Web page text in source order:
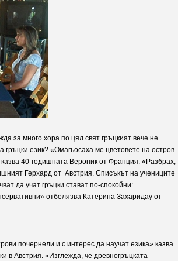
за много хора по цял свят гръцкият вече не
гръцки език? «Омагьосаха ме цветовете на остров
40-годишната Вероник от Франция. «Разбрах,
Герхард от Австрия. Списъкът на учениците
да учат гръцки стават по-спокойни:
отбелязва Катерина Захаридау от
почернели и с интерес да научат езика» казва
в Австрия. «Изглежда, че древногръцката